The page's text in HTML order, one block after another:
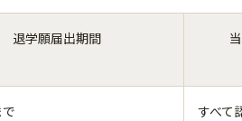
退学願届出期間
すべて